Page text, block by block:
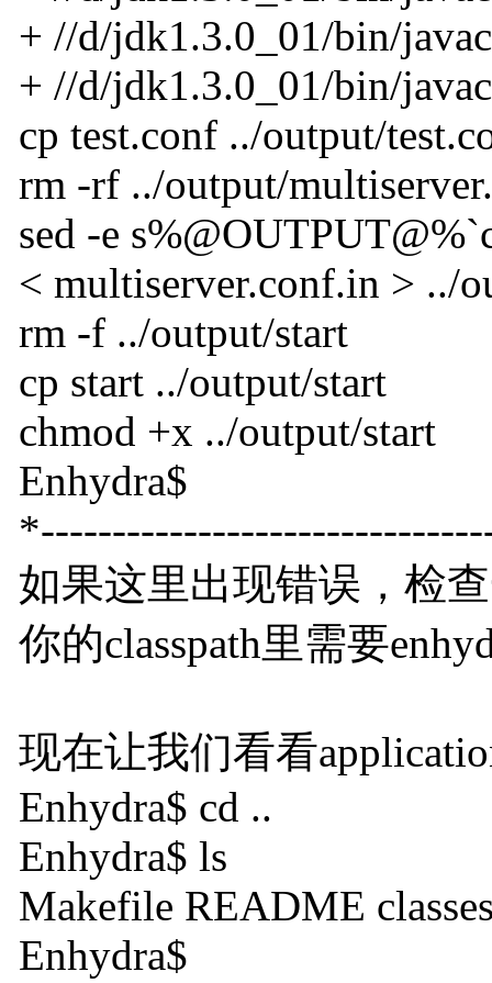
+ //d/jdk1.3.0_01/bin/
+ //d/jdk1.3.0_01/bin/
cp test.conf ../output/
rm -rf ../output/
sed -e
< multiserver.conf.in > ../
rm -f ../output/start
cp start ../output/start
chmod +x ../output/start
Enhydra$
如果这里出现错误，检
你的classpath里需要
现在让我们看看
Enhydra$ cd ..
Enhydra$ ls
Makefile README
Enhydra$